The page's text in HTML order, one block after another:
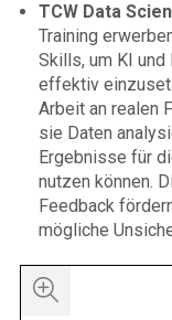
TCW Data
Training
Skills, um KI und
effektiv
Arbeit an realen
sie Daten
Ergebnisse für
nutzen können.
Feedback
mögliche